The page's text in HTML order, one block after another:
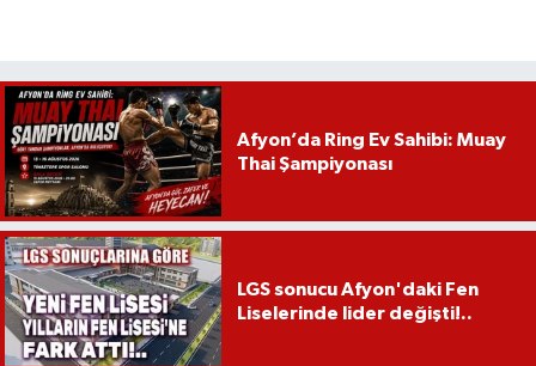
Afyon’da Ring Ev Sahibi: Muay
Thai Şampiyonası
LGS sonucu Afyon'daki Fen
Liselerinde lider değişti!..